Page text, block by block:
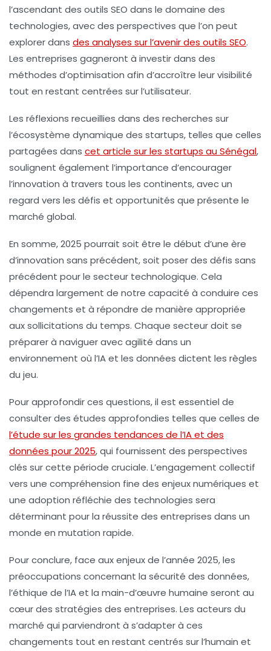
l’ascendant des outils SEO dans le domaine des
technologies, avec des perspectives que l’on peut
explorer dans des analyses sur l’avenir des outils SEO.
Les entreprises gagneront à investir dans des
méthodes d’optimisation afin d’accroître leur visibilité
tout en restant centrées sur l’utilisateur.
Les réflexions recueillies dans des recherches sur
l’écosystème dynamique des startups, telles que celles
partagées dans cet article sur les startups au Sénégal,
soulignent également l’importance d’encourager
l’innovation à travers tous les continents, avec un
regard vers les défis et opportunités que présente le
marché global.
En somme, 2025 pourrait soit être le début d’une ère
d’innovation sans précédent, soit poser des défis sans
précédent pour le secteur technologique. Cela
dépendra largement de notre capacité à conduire ces
changements et à répondre de manière appropriée
aux sollicitations du temps. Chaque secteur doit se
préparer à naviguer avec agilité dans un
environnement où l’IA et les données dictent les règles
du jeu.
Pour approfondir ces questions, il est essentiel de
consulter des études approfondies telles que celles de
l’étude sur les grandes tendances de l’IA et des
données pour 2025, qui fournissent des perspectives
clés sur cette période cruciale. L’engagement collectif
vers une compréhension fine des enjeux numériques et
une adoption réfléchie des technologies sera
déterminant pour la réussite des entreprises dans un
monde en mutation rapide.
Pour conclure, face aux enjeux de l’année 2025, les
préoccupations concernant la sécurité des données,
l’éthique de l’IA et la main-d’œuvre humaine seront au
cœur des stratégies des entreprises. Les acteurs du
marché qui parviendront à s’adapter à ces
changements tout en restant centrés sur l’humain et